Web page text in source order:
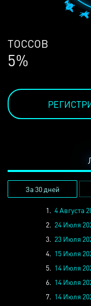
ЛЮДЕЙ
68%
За 30 дней
1. 4 Августа
2. 24 Июля
3. 23 Июля
4. 15 Июля
5. 14 Июля
6. 14 Июля
7. 14 Июля